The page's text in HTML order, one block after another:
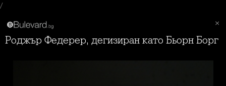
/
Роджър Федерер, дегизиран като Бьорн Борг